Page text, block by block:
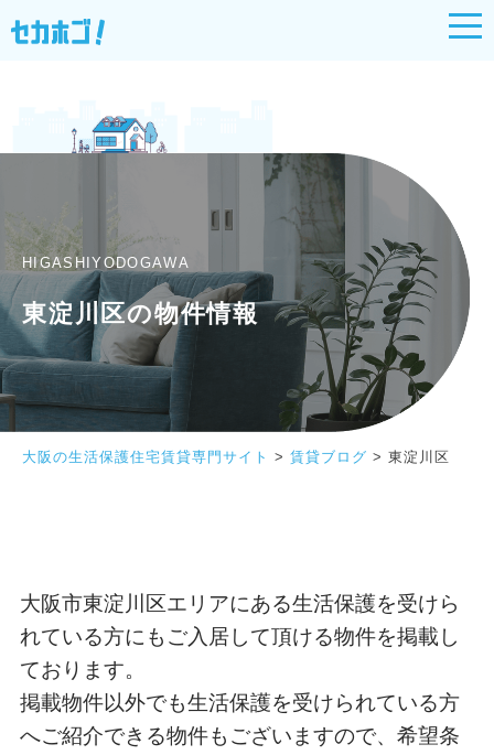
HIGASHIYODOGAWA
東淀川区の物件情報
大阪の生活保護住宅賃貸専門サイト >賃貸ブログ >東淀川区
大阪市東淀川区エリアにある生活保護を受けら
れている方にもご入居して頂ける物件を掲載し
ております。
掲載物件以外でも生活保護を受けられている方
へご紹介できる物件もございますので、希望条